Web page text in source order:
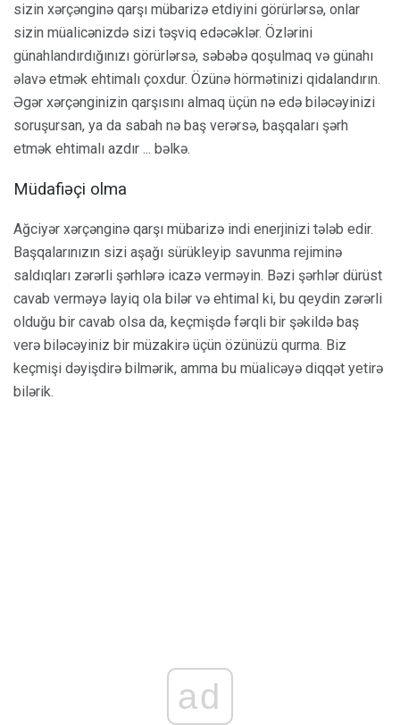
sizin xərçənginə qarşı mübarizə etdiyini görürlərsə, onlar
sizin müalicənizdə sizi təşviq edəcəklər. Özlərini
günahlandırdığınızı görürlərsə, səbəbə qoşulmaq və günahı
əlavə etmək ehtimalı çoxdur. Özünə hörmətinizi qidalandırın.
Əgər xərçənginizin qarşısını almaq üçün nə edə biləcəyinizi
soruşursan, ya da sabah nə baş verərsə, başqaları şərh
etmək ehtimalı azdır ... bəlkə.
Müdafiəçi olma
Ağciyər xərçənginə qarşı mübarizə indi enerjinizi tələb edir.
Başqalarınızın sizi aşağı sürükleyip savunma rejiminə
saldıqları zərərli şərhlərə icazə verməyin. Bəzi şərhlər dürüst
cavab verməyə layiq ola bilər və ehtimal ki, bu qeydin zərərli
olduğu bir cavab olsa da, keçmişdə fərqli bir şəkildə baş
verə biləcəyiniz bir müzakirə üçün özünüzü qurma. Biz
keçmişi dəyişdirə bilmərik, amma bu müalicəyə diqqət yetirə
bilərik.
ad